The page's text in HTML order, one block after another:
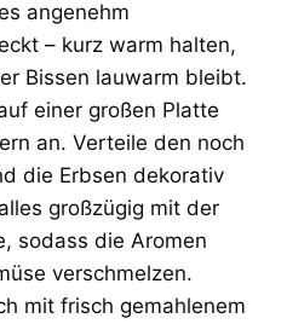
angenehm
– kurz warm halten,
Bissen lauwarm bleibt.
einer großen Platte
an. Verteile den noch
die Erbsen dekorativ
großzügig mit der
sodass die Aromen
verschmelzen.
mit frisch gemahlenem